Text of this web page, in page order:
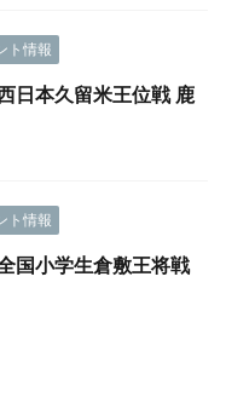
ト情報
日本久留米王位戦 鹿
ト情報
国小学生倉敷王将戦